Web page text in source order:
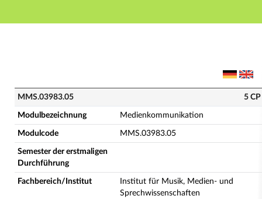
Hauptnavigation
MMS.03983.05 - Medienkommunikation
MMS.03983.05 5 CP
Modulbezeichnung Medienkommunikation
Modulcode MMS.03983.05
Semester der erstmaligen
Durchführung
Fachbereich/Institut
Institut für Musik, Medien- und
Sprechwissenschaften